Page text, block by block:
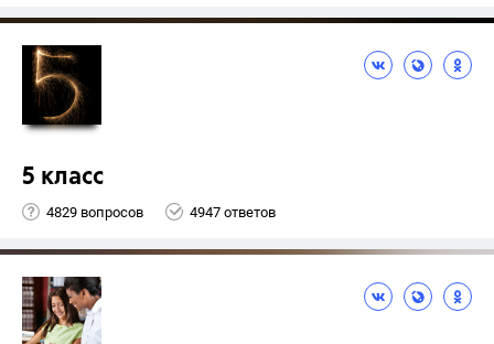
5 класс
4829 вопросов 4947 ответов